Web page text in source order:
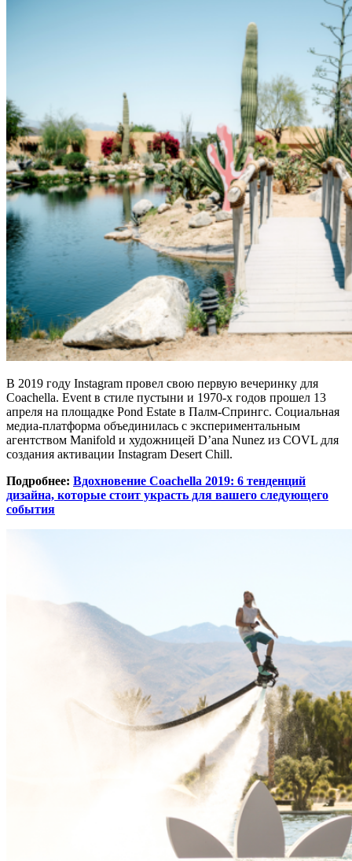
В 2019 году Instagram провел свою первую вечеринку для
Coachella. Event в стиле пустыни и 1970-х годов прошел 13
апреля на площадке Pond Estate в Палм-Спрингс. Социальная
медиа-платформа объединилась с экспериментальным
агентством Manifold и художницей D’ana Nunez из COVL для
создания активации Instagram Desert Chill.
Подробнее: Вдохновение Coachella 2019: 6 тенденций
дизайна, которые стоит украсть для вашего следующего
события